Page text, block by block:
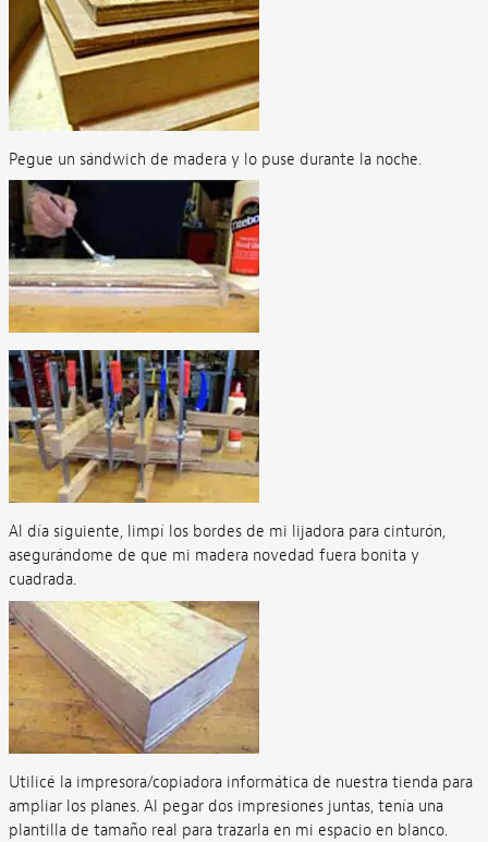
Pegue un sándwich de madera y lo puse durante la noche.
Al día siguiente, limpí los bordes de mi lijadora para cinturón,
asegurándome de que mi madera novedad fuera bonita y
cuadrada.
Utilicé la impresora/copiadora informática de nuestra tienda para
ampliar los planes. Al pegar dos impresiones juntas, tenía una
plantilla de tamaño real para trazarla en mi espacio en blanco.